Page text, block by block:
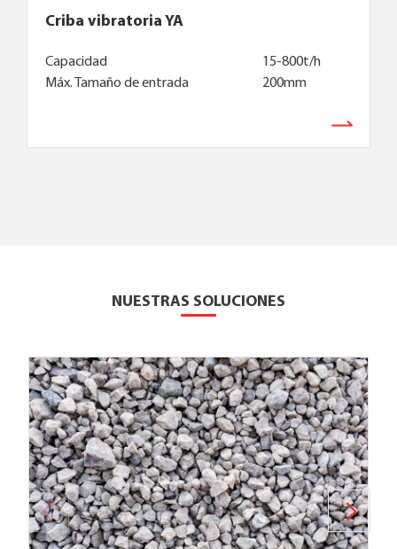
Criba vibratoria YA
Capacidad
15-800t/h
Máx. Tamaño de entrada
200mm
NUESTRAS SOLUCIONES